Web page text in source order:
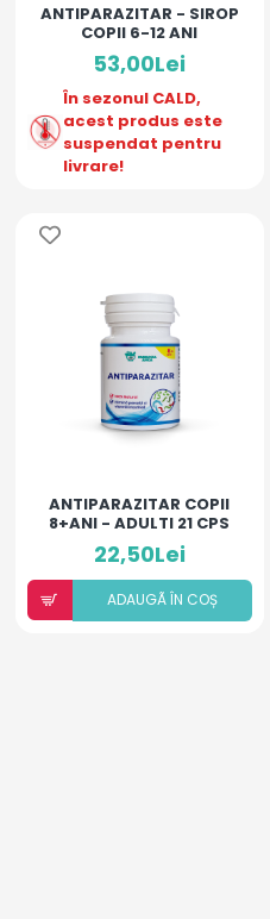
ANTIPARAZITAR - SIROP
COPII 6-12 ANI
53,00Lei
În sezonul CALD,
acest produs este
suspendat pentru
livrare!
ANTIPARAZITAR COPII
8+ANI - ADULTI 21 CPS
22,50Lei
ADAUGÃ ÎN COȘ